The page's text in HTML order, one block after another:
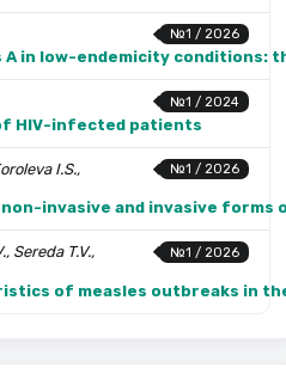
№1 / 2026
in low-endemicity conditions:
№1 / 2024
HIV-infected patients
№1 / 2026
I.S.,
invasive and invasive forms
№1 / 2026
Sereda T.V.,
of measles outbreaks in